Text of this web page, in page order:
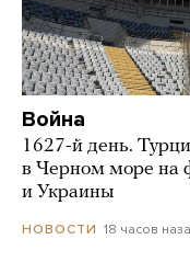
Война
1627-й день.
в Черном море на
и Украины
НОВОСТИ 18 часов